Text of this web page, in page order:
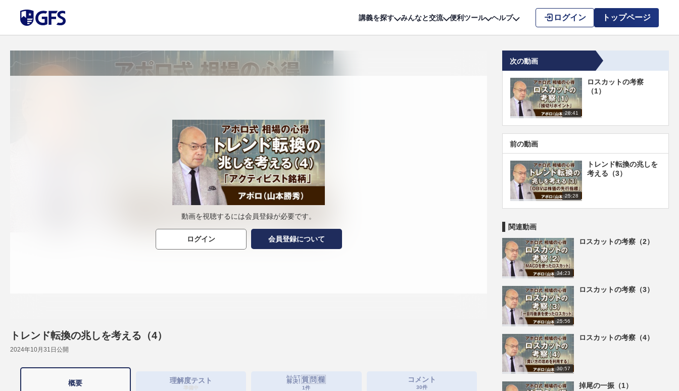
講義を探す みんなと交流 便利ツール ヘルプ ログイン トップページ
動画を視聴するには会員登録が必要です。
ログイン 会員登録について
トレンド転換の兆しを考える（4）
2024年10月31日 公開
概要 理解度テスト
準備中 1件
コメント
30件
次の動画
28:41
ロスカットの考察
（1）
前の動画
25:28
トレンド転換の兆しを
考える（3）
関連動画
34:23
ロスカットの考察（2）
25:56
ロスカットの考察（3）
30:57
ロスカットの考察（4）
掉尾の一振（1）